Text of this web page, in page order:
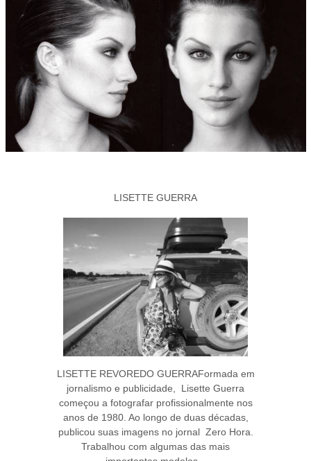
LISETTE GUERRA
LISETTE REVOREDO GUERRAFormada em
jornalismo e publicidade, Lisette Guerra
começou a fotografar profissionalmente nos
anos de 1980. Ao longo de duas décadas,
publicou suas imagens no jornal Zero Hora.
Trabalhou com algumas das mais